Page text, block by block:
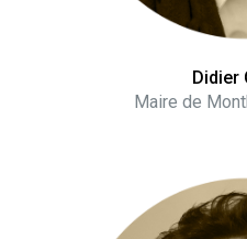
Didier
Maire de